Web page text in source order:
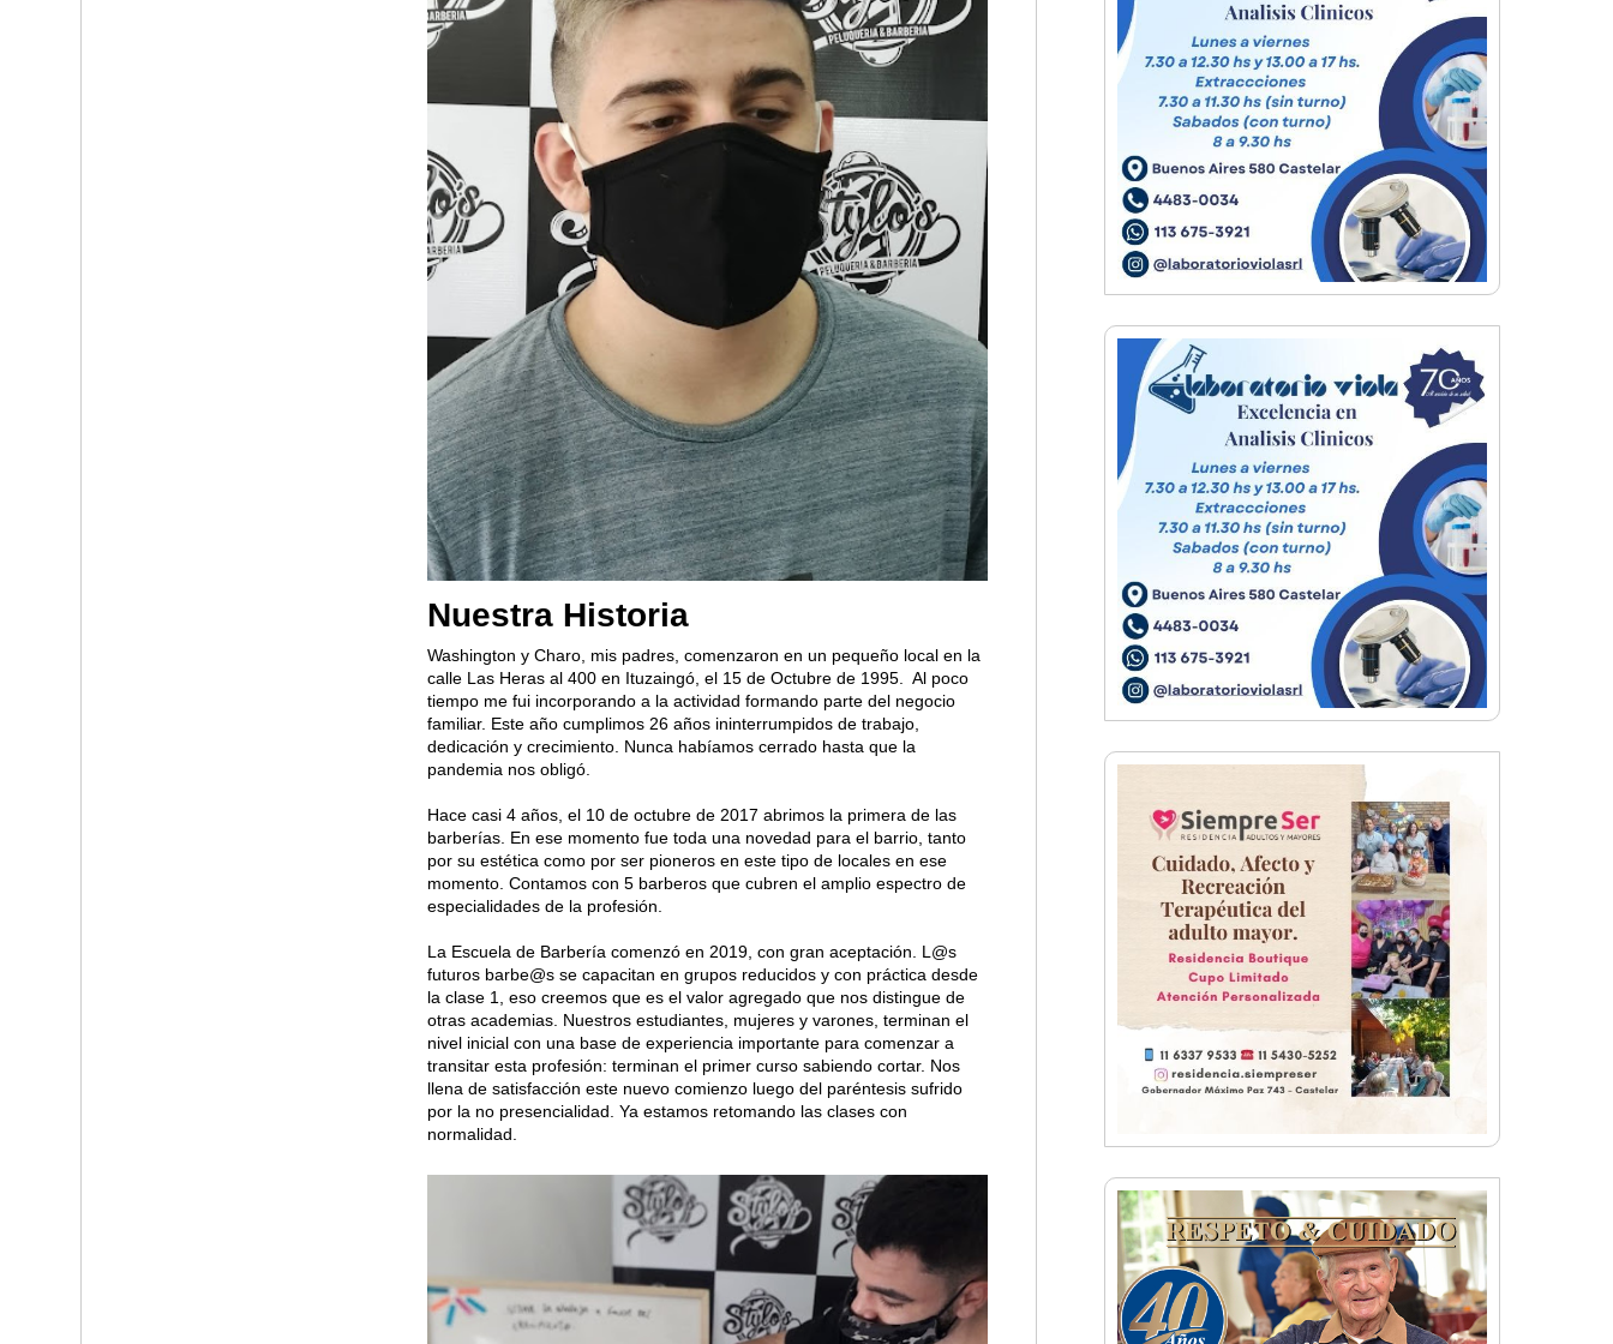
Nuestra Historia
Washington y Charo, mis padres, comenzaron en un pequeño local en la
calle Las Heras al 400 en Ituzaingó, el 15 de Octubre de 1995. Al poco
tiempo me fui incorporando a la actividad formando parte del negocio
familiar. Este año cumplimos 26 años ininterrumpidos de trabajo,
dedicación y crecimiento. Nunca habíamos cerrado hasta que la
pandemia nos obligó.
Hace casi 4 años, el 10 de octubre de 2017 abrimos la primera de las
barberías. En ese momento fue toda una novedad para el barrio, tanto
por su estética como por ser pioneros en este tipo de locales en ese
momento. Contamos con 5 barberos que cubren el amplio espectro de
especialidades de la profesión.
La Escuela de Barbería comenzó en 2019, con gran aceptación. L@s
futuros barbe@s se capacitan en grupos reducidos y con práctica desde
la clase 1, eso creemos que es el valor agregado que nos distingue de
otras academias. Nuestros estudiantes, mujeres y varones, terminan el
nivel inicial con una base de experiencia importante para comenzar a
transitar esta profesión: terminan el primer curso sabiendo cortar. Nos
llena de satisfacción este nuevo comienzo luego del paréntesis sufrido
por la no presencialidad. Ya estamos retomando las clases con
normalidad.